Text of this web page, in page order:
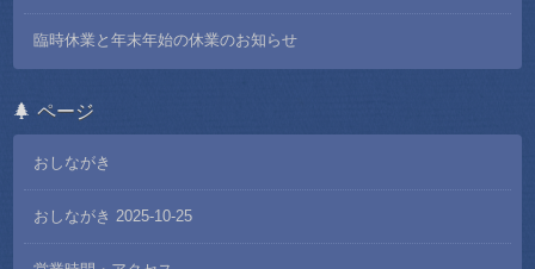
臨時休業と年末年始の休業のお知らせ
ページ
おしながき
おしながき 2025-10-25